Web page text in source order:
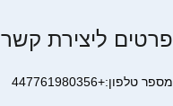
פרטים ליצירת קשר
מספר טלפון:+447761980356